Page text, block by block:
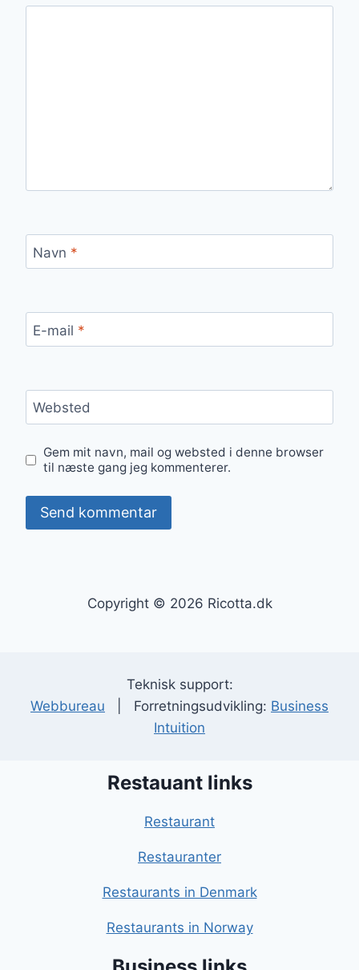
Navn *
E-mail *
Websted
Gem mit navn, mail og websted i denne browser
til næste gang jeg kommenterer.
Copyright © 2026 Ricotta.dk
Teknisk support:
Webbureau | Forretningsudvikling: Business
Intuition
Restauant links
Restaurant
Restauranter
Restaurants in Denmark
Restaurants in Norway